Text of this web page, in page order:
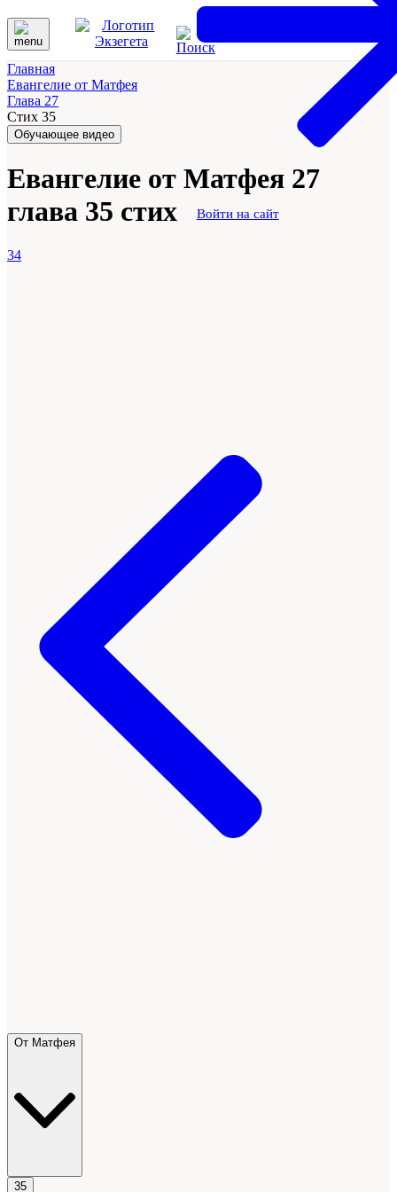
Войти на сайт
Главная
Евангелие от Матфея
Глава 27
Стих 35
Обучающее видео
Евангелие от Матфея 27
глава 35 стих
34
От Матфея
35